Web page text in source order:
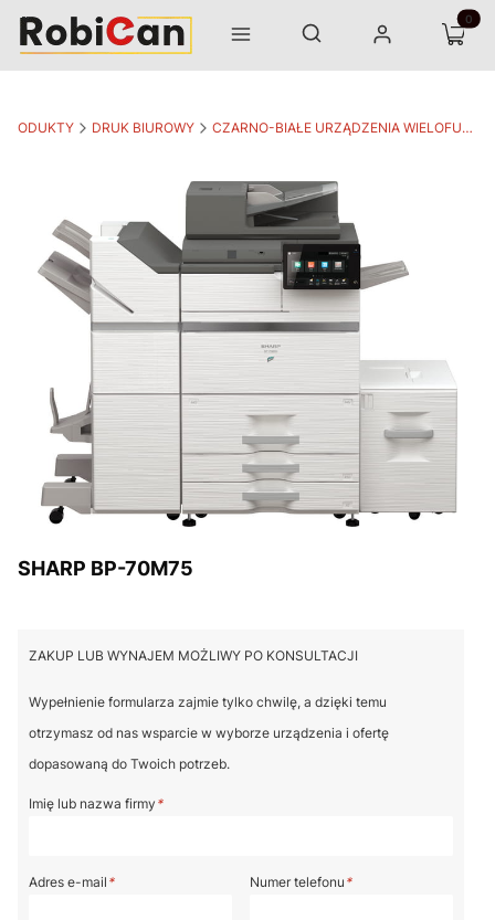
Menu Otwórz wyszukiwarkę
Szukaj Zaloguj się Koszyk
PRODUKTY DRUK BIUROWY CZARNO-BIAŁE URZĄDZENIA WIELOFUNKCYJNE
SHARP BP-70M75
ZAKUP LUB WYNAJEM MOŻLIWY PO KONSULTACJI
Wypełnienie formularza zajmie tylko chwilę, a dzięki temu
otrzymasz od nas wsparcie w wyborze urządzenia i ofertę
dopasowaną do Twoich potrzeb.
Imię lub nazwa firmy *
Adres e-mail * Numer telefonu *